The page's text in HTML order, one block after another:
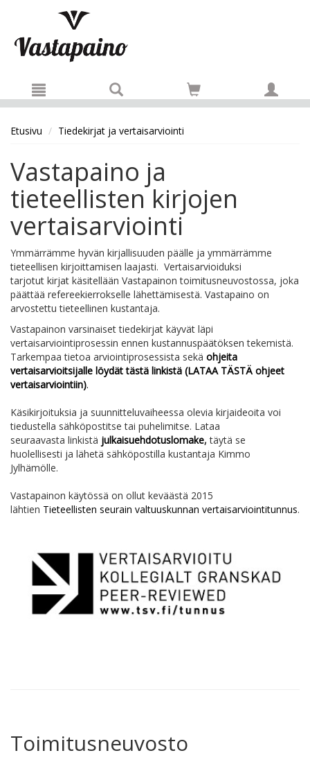
Etusivu Tiedekirjat ja vertaisarviointi
Vastapaino ja
tieteellisten kirjojen
vertaisarviointi
Ymmärrämme hyvän kirjallisuuden päälle ja ymmärrämme
tieteellisen kirjoittamisen laajasti. Vertaisarvioiduksi
tarjotut kirjat käsitellään Vastapainon toimitusneuvostossa, joka
päättää refereekierrokselle lähettämisestä. Vastapaino on
arvostettu tieteellinen kustantaja.
Vastapainon varsinaiset tiedekirjat käyvät läpi
vertaisarviointiprosessin ennen kustannuspäätöksen tekemistä.
Tarkempaa tietoa arviointiprosessista sekä ohjeita
vertaisarvioitsijalle löydät tästä linkistä (LATAA TÄSTÄ ohjeet
vertaisarviointiin).
Käsikirjoituksia ja suunnitteluvaiheessa olevia kirjaideoita voi
tiedustella sähköpostitse tai puhelimitse. Lataa
seuraavasta linkistä julkaisuehdotuslomake, täytä se
huolellisesti ja lähetä sähköpostilla kustantaja Kimmo
Jylhämölle.
Vastapainon käytössä on ollut keväästä 2015
lähtien Tieteellisten seurain valtuuskunnan vertaisarviointitunnus.
Toimitusneuvosto